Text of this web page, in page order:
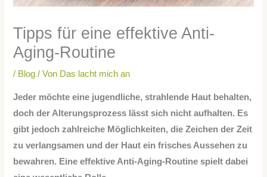
Tipps für eine effektive Anti-
Aging-Routine
/ Blog / Von Das lacht mich an
Jeder möchte eine jugendliche, strahlende Haut behalten,
doch der Alterungsprozess lässt sich nicht aufhalten. Es
gibt jedoch zahlreiche Möglichkeiten, die Zeichen der Zeit
zu verlangsamen und der Haut ein frisches Aussehen zu
bewahren. Eine effektive Anti-Aging-Routine spielt dabei